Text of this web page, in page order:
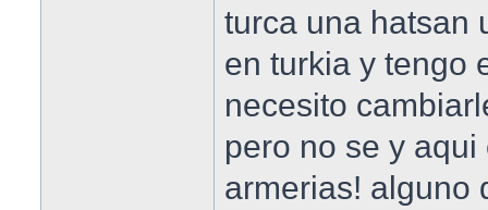
turca una hatsan
en turkia y tengo
necesito
pero no se y
armerias! alguno